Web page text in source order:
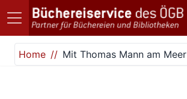
Direkt zum Inhalt
Home
Mit Thomas Mann am Meer